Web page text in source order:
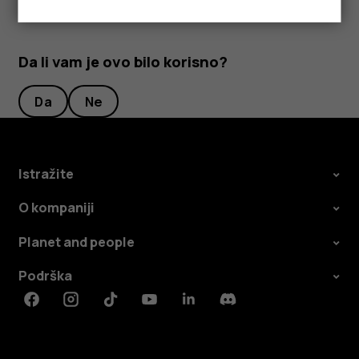
Da li vam je ovo bilo korisno?
Da Ne
Istražite
O kompaniji
Planet and people
Podrška
FacebookInstagramTiktokYoutubeLinkedinDiscord